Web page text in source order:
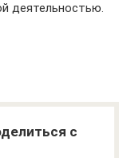
деятельностью.
с